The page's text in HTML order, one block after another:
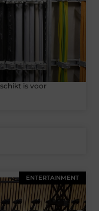
is voor
ENTERTAINMENT